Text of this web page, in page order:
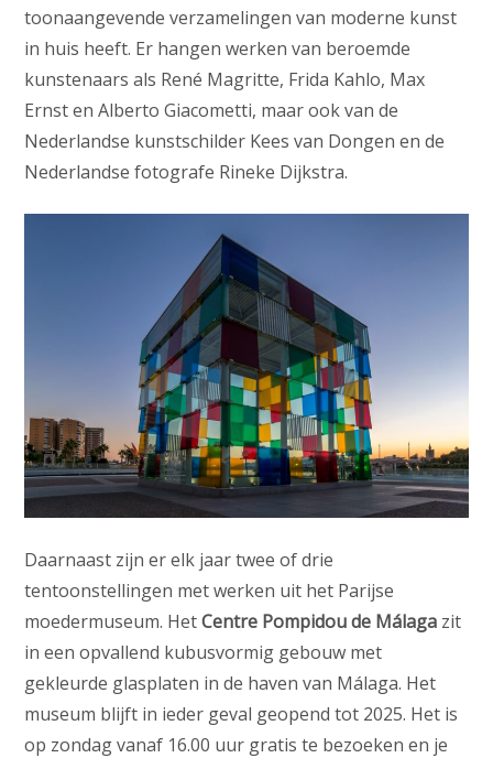
toonaangevende verzamelingen van moderne kunst
in huis heeft. Er hangen werken van beroemde
kunstenaars als René Magritte, Frida Kahlo, Max
Ernst en Alberto Giacometti, maar ook van de
Nederlandse kunstschilder Kees van Dongen en de
Nederlandse fotografe Rineke Dijkstra.
Daarnaast zijn er elk jaar twee of drie
tentoonstellingen met werken uit het Parijse
moedermuseum. HetCentre Pompidou de Málaga zit
in een opvallend kubusvormig gebouw met
gekleurde glasplaten in de haven van Málaga. Het
museum blijft in ieder geval geopend tot 2025. Het is
op zondag vanaf 16.00 uur gratis te bezoeken en je